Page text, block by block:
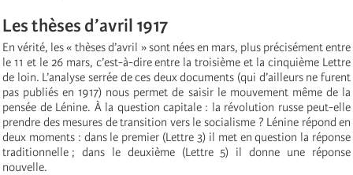
Les thèses d’avril 1917
En vérité, les « thèses d’avril » sont nées en mars, plus précisément entre
le 11 et le 26 mars, c’est-à-dire entre la troisième et la cinquième Lettre
de loin. L’analyse serrée de ces deux documents (qui d’ailleurs ne furent
pas publiés en 1917) nous permet de saisir le mouvement même de la
pensée de Lénine. À la question capitale : la révolution russe peut-elle
prendre des mesures de transition vers le socialisme ? Lénine répond en
deux moments : dans le premier (Lettre 3) il met en question la réponse
traditionnelle ; dans le deuxième (Lettre 5) il donne une réponse
nouvelle.